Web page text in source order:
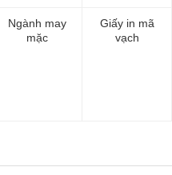
Ngành may
mặc
Giấy in mã
vạch